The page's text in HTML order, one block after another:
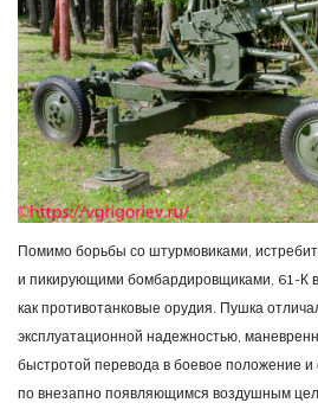
Помимо борьбы со штурмовиками,
и пикирующими бомбардировщиками, 61-К в
как противотанковые орудия. Пушка
эксплуатационной надежностью,
быстротой перевода в боевое положение и
по внезапно появляющимся воздушным